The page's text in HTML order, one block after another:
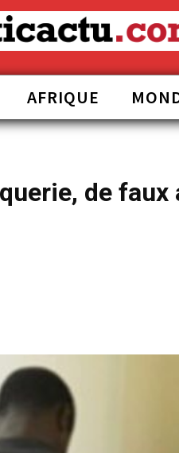
AFRIQUE
de faux